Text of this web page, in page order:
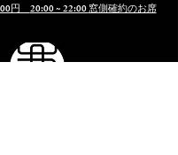
円20:00 ~ 22:00窓側確約のお席